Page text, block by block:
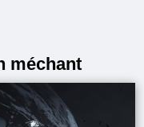
méchant